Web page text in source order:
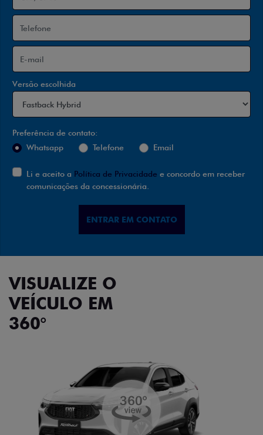
Versão escolhida
Preferência de contato:
Whatsapp
Telefone Email
Li e aceito a Política de Privacidade e concordo em receber
comunicações da concessionária.
ENTRAR EM CONTATO
VISUALIZE O
VEÍCULO EM
360°